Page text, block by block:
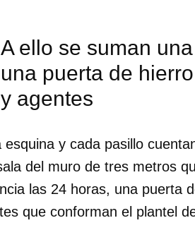
A ello se suman
una puerta de
y agentes
esquina y cada pasillo
del muro de tres metros
las 24 horas, una puerta
que conforman el plantel